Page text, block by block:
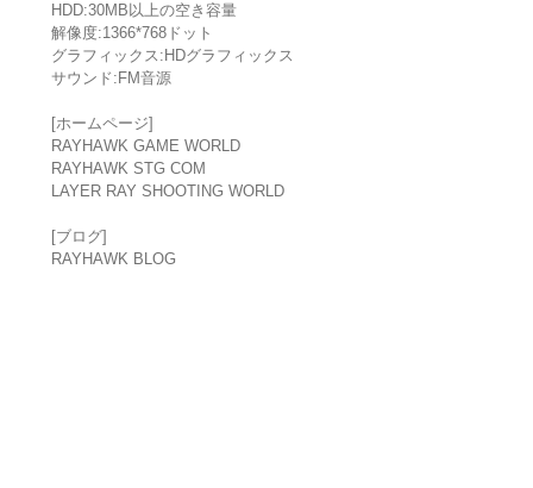
HDD:30MB以上の空き容量
解像度:1366*768ドット
グラフィックス:HDグラフィックス
サウンド:FM音源
[ホームページ]
RAYHAWK GAME WORLD
RAYHAWK STG COM
LAYER RAY SHOOTING WORLD
[ブログ]
RAYHAWK BLOG